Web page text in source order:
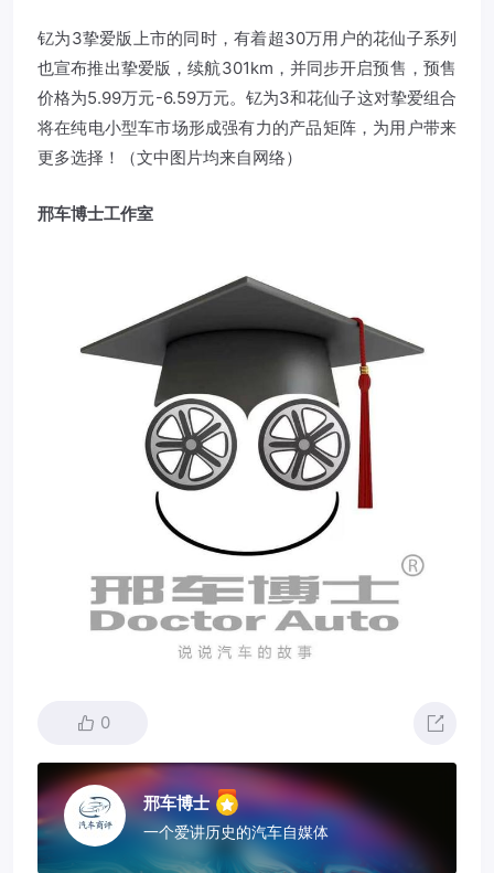
钇为3挚爱版上市的同时，有着超30万用户的花仙子系列
也宣布推出挚爱版，续航301km，并同步开启预售，预售
价格为5.99万元-6.59万元。钇为3和花仙子这对挚爱组合
将在纯电小型车市场形成强有力的产品矩阵，为用户带来
更多选择！（文中图片均来自网络）
邢车博士工作室
0
邢车博士
一个爱讲历史的汽车自媒体